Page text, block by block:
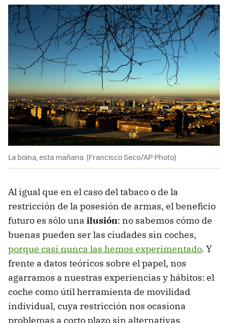
La boina, esta mañana. (Francisco Seco/AP Photo)
Al igual que en el caso del tabaco o de la
restricción de la posesión de armas, el beneficio
futuro es sólo una ilusión: no sabemos cómo de
buenas pueden ser las ciudades sin coches,
porque casi nunca las hemos experimentado. Y
frente a datos teóricos sobre el papel, nos
agarramos a nuestras experiencias y hábitos: el
coche como útil herramienta de movilidad
individual, cuya restricción nos ocasiona
problemas a corto plazo sin alternativas